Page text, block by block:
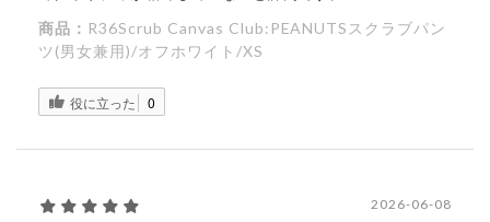
商品： R36Scrub Canvas Club:PEANUTSスクラブパン
ツ(男女兼用)/オフホワイト/XS
役に立った 0
2026-06-08